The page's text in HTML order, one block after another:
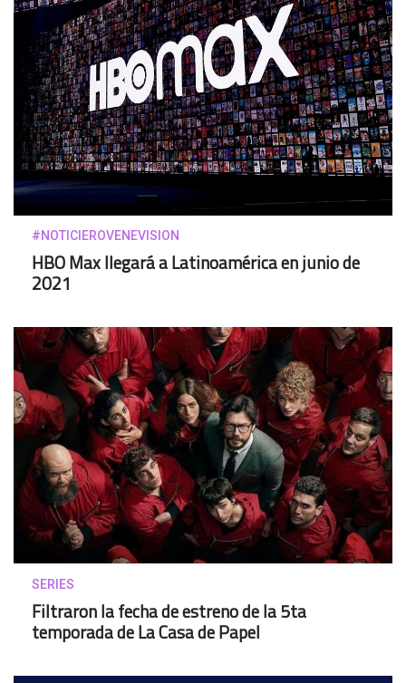
#NOTICIEROVENEVISION
HBO Max llegará a Latinoamérica en junio de
2021
SERIES
Filtraron la fecha de estreno de la 5ta
temporada de La Casa de Papel